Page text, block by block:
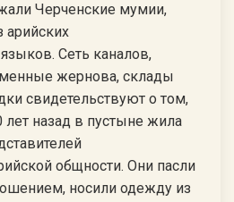
Черченские мумии,
арийских
Сеть каналов,
жернова, склады
свидетельствуют о том,
лет назад в пустыне жила
общности. Они пасли
носили одежду из